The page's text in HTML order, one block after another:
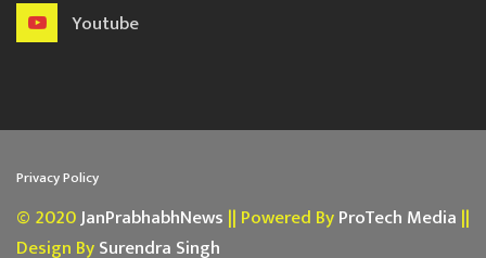
Youtube
Privacy Policy
© 2020JanPrabhabhNews || Powered ByProTech Media ||
Design BySurendra Singh